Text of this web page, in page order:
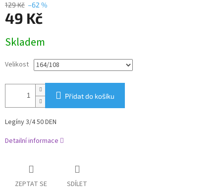
129 Kč –62 %
49 Kč
cena:
Skladem
Velikost
Přidat do košíku
Legíny 3/4 50 DEN
Detailní informace
ZEPTAT SE SDÍLET